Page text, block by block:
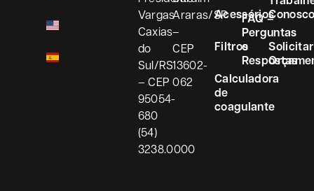
Vargas
Caxias
do
Sul/RS
– CEP
95054-
680
(54)
3238.0000
Araras/SP
–
CEP
13602-
062
Acessórios
Filtros
Calculadora
de
coagulante
FAQ –
Perguntas
e
Respostas
Solicitar